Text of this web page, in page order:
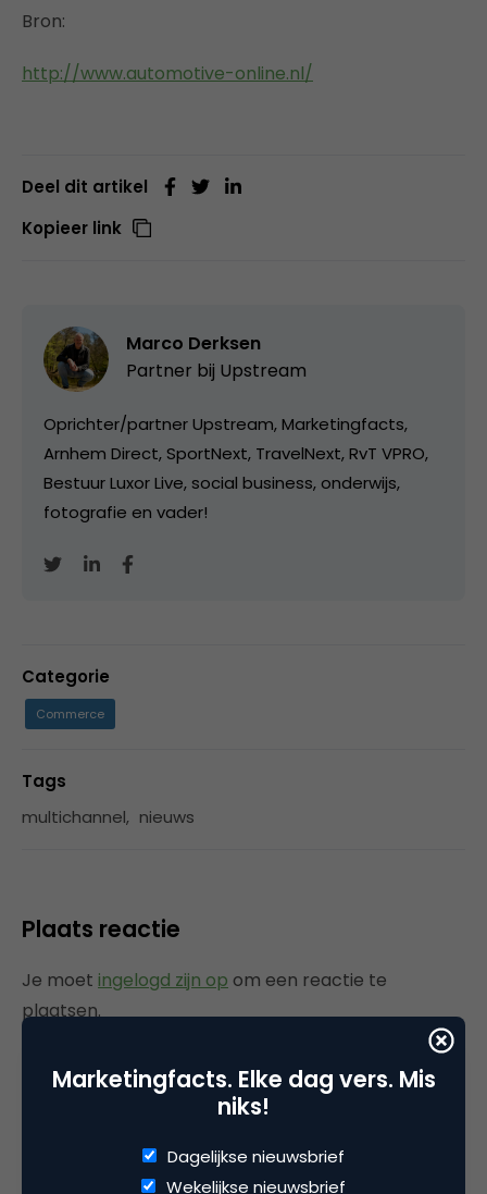
Bron:
http://www.automotive-online.nl/
Deel dit artikel
Kopieer link
Marco Derksen
Partner bij Upstream
Oprichter/partner Upstream, Marketingfacts,
Arnhem Direct, SportNext, TravelNext, RvT VPRO,
Bestuur Luxor Live, social business, onderwijs,
fotografie en vader!
Categorie
Commerce
Tags
multichannel, nieuws
Plaats reactie
Je moet ingelogd zijn op om een reactie te
plaatsen.
Rebel with or without a cause?
Marketingfacts. Elke dag vers. Mis
niks!
Dagelijkse nieuwsbrief
Wekelijkse nieuwsbrief